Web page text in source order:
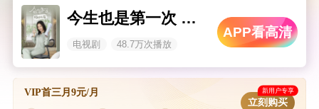
今生也是第一次 路远方篇
电视剧 48.7万次播放
APP看高清
VIP首三月9元/月 新用户专享
立刻购买